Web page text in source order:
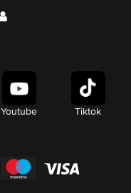
Youtube Tiktok